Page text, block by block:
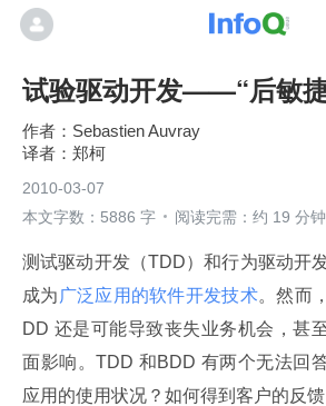
试验驱动开发——“后敏
Sebastien Auvray
郑柯
2010-03-07
本文字数：5886 字
阅读完需：约 19 分钟
测试驱动开发（TDD）和行为驱动开
成为 广泛应用的软件开发技术。然而
DD 还是可能导致丧失业务机会，甚
面影响。TDD 和BDD 有两个无法回
应用的使用状况？如何得到客户的反馈